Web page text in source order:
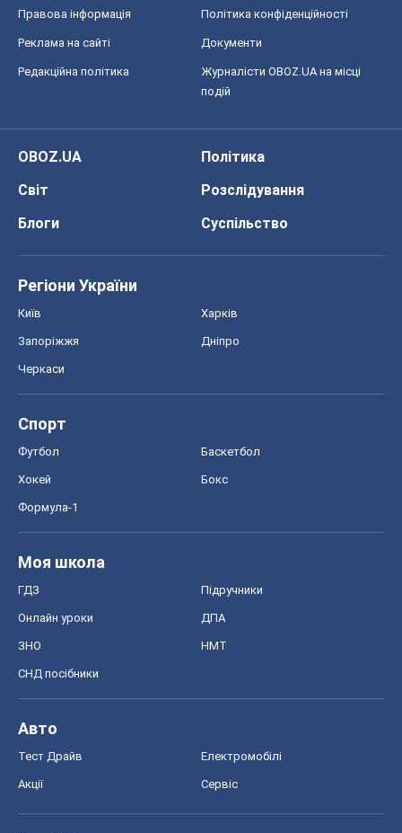
Правова інформація Політика конфіденційності
Реклама на сайті Документи
Редакційна політика
Журналісти OBOZ.UA на місці
подій
OBOZ.UA
Політика
Світ
Розслідування
Блоги
Суспільство
Регіони України
Київ Харків
Запоріжжя Дніпро
Черкаси
Спорт
Футбол Баскетбол
Хокей Бокс
Формула-1
Моя школа
ГДЗ Підручники
Онлайн уроки ДПА
ЗНО НМТ
СНД посібники
Авто
Тест Драйв Електромобілі
Акції Сервіс